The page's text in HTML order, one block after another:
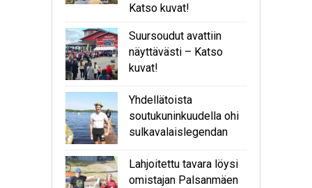
Katso kuvat!
Suursoudut avattiin
näyttävästi – Katso
kuvat!
Yhdellätoista
soutukuninkuudella ohi
sulkavalaislegendan
Lahjoitettu tavara löysi
omistajan Palsanmäen